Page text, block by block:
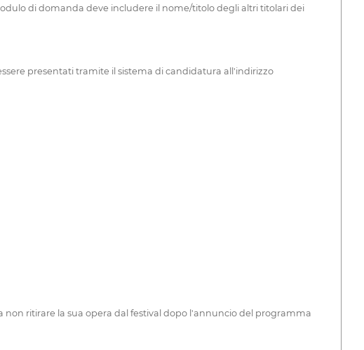
di domanda deve includere il nome/titolo degli altri titolari dei
presentati tramite il sistema di candidatura all'indirizzo
ritirare la sua opera dal festival dopo l'annuncio del programma